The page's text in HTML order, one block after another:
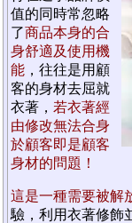
值的同時常忽略
了商品本身的合
身舒適及使用機
能 ，往往是用顧
客的身材去屈就
衣著， 若衣著經
由修改無法合身
於顧客即是顧客
身材的問題！
這是一種需要被解
驗，利用衣著修飾